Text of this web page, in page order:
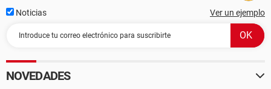
Noticias Ver un ejemplo
NOVEDADES